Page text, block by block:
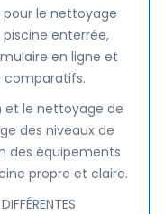
le nettoyage
enterrée,
en ligne et
comparatifs.
et le nettoyage de
des niveaux de
des équipements
propre et claire.